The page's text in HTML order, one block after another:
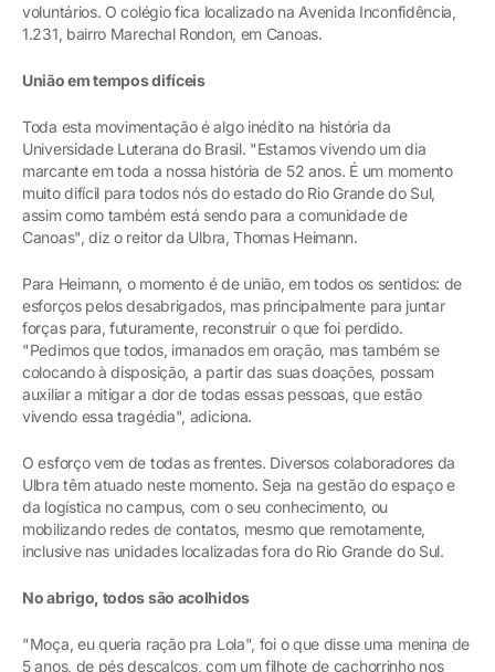
voluntários. O colégio fica localizado na Avenida Inconfidência,
1.231, bairro Marechal Rondon, em Canoas.
União em tempos difíceis
Toda esta movimentação é algo inédito na história da
Universidade Luterana do Brasil. "Estamos vivendo um dia
marcante em toda a nossa história de 52 anos. É um momento
muito difícil para todos nós do estado do Rio Grande do Sul,
assim como também está sendo para a comunidade de
Canoas", diz o reitor da Ulbra, Thomas Heimann.
Para Heimann, o momento é de união, em todos os sentidos: de
esforços pelos desabrigados, mas principalmente para juntar
forças para, futuramente, reconstruir o que foi perdido.
"Pedimos que todos, irmanados em oração, mas também se
colocando à disposição, a partir das suas doações, possam
auxiliar a mitigar a dor de todas essas pessoas, que estão
vivendo essa tragédia", adiciona.
O esforço vem de todas as frentes. Diversos colaboradores da
Ulbra têm atuado neste momento. Seja na gestão do espaço e
da logística no campus, com o seu conhecimento, ou
mobilizando redes de contatos, mesmo que remotamente,
inclusive nas unidades localizadas fora do Rio Grande do Sul.
No abrigo, todos são acolhidos
"Moça, eu queria ração pra Lola", foi o que disse uma menina de
5 anos, de pés descalços, com um filhote de cachorrinho nos